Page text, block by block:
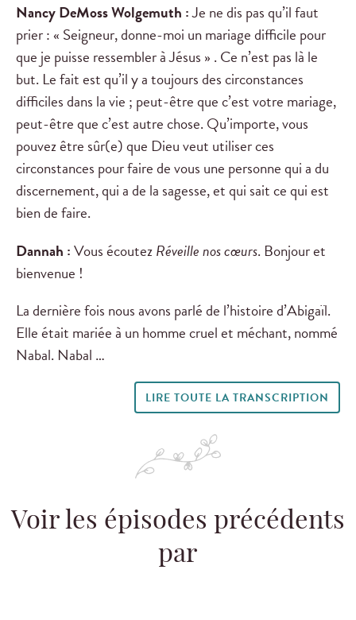
Nancy DeMoss Wolgemuth :Je ne dis pas qu’il faut
prier : « Seigneur, donne-moi un mariage difficile pour
que je puisse ressembler à Jésus » . Ce n’est pas là le
but. Le fait est qu’il y a toujours des circonstances
difficiles dans la vie ; peut-être que c’est votre mariage,
peut-être que c’est autre chose. Qu’importe, vous
pouvez être sûr(e) que Dieu veut utiliser ces
circonstances pour faire de vous une personne qui a du
discernement, qui a de la sagesse, et qui sait ce qui est
bien de faire.
Dannah :Vous écoutezRéveille nos cœurs. Bonjour et
bienvenue !
La dernière fois nous avons parlé de l’histoire d’Abigaïl.
Elle était mariée à un homme cruel et méchant, nommé
Nabal. Nabal …
LIRE TOUTE LA TRANSCRIPTION
Voir les épisodes précédents
par